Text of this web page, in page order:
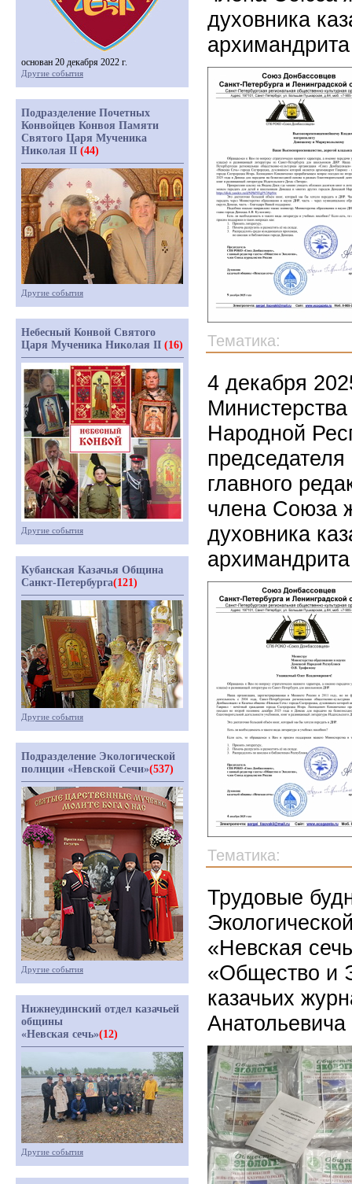
духовника
Тематика:
4 декабря
Народной
главного
члена Союза
духовника
Тематика:
Трудовые
«Невская
«Общество и
казачьих
Анатольевича
основан 20 декабря 2022 г.
Другие события
Подразделение Почетных
Конвойцев Конвоя Памяти
Святого Царя Мученика
Николая II (44)
Другие события
Небесный Конвой Святого
Царя Мученика Николая II (16)
Другие события
Кубанская Казачья Община
Санкт-Петербурга(121)
Другие события
Подразделение Экологической
полиции «Невской Сечи»(537)
Другие события
Нижнеудинский отдел казачьей
общины
«Невская сечь»(12)
Другие события